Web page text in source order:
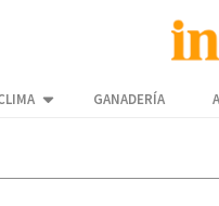
GANADERÍA